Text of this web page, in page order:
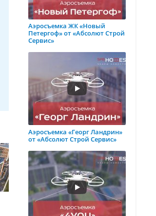
Аэросъемка ЖК «Новый
Петергоф» от «Абсолют Строй
Сервис»
Аэросъемка «Георг Ландрин»
от «Абсолют Строй Сервис»